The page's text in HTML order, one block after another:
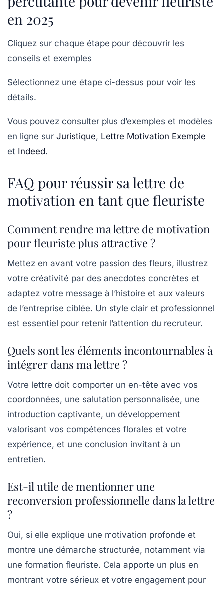
en 2025
Cliquez sur chaque étape pour découvrir les
conseils et exemples
Sélectionnez une étape ci-dessus pour voir les
détails.
Vous pouvez consulter plus d’exemples et modèles
en ligne sur Juristique, Lettre Motivation Exemple
et Indeed.
FAQ pour réussir sa lettre de
motivation en tant que fleuriste
Comment rendre ma lettre de motivation
pour fleuriste plus attractive ?
Mettez en avant votre passion des fleurs, illustrez
votre créativité par des anecdotes concrètes et
adaptez votre message à l’histoire et aux valeurs
de l’entreprise ciblée. Un style clair et professionnel
est essentiel pour retenir l’attention du recruteur.
Quels sont les éléments incontournables à
intégrer dans ma lettre ?
Votre lettre doit comporter un en-tête avec vos
coordonnées, une salutation personnalisée, une
introduction captivante, un développement
valorisant vos compétences florales et votre
expérience, et une conclusion invitant à un
entretien.
Est-il utile de mentionner une
reconversion professionnelle dans la lettre
?
Oui, si elle explique une motivation profonde et
montre une démarche structurée, notamment via
une formation fleuriste. Cela apporte un plus en
montrant votre sérieux et votre engagement pour